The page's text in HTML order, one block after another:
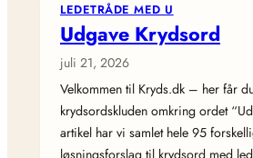
LEDETRÅDE MED U
Udgave Krydsord
juli 21, 2026
Velkommen til Kryds.dk – her får
krydsordskluden omkring ordet
artikel har vi samlet hele 95
løsningsforslag til krydsord med